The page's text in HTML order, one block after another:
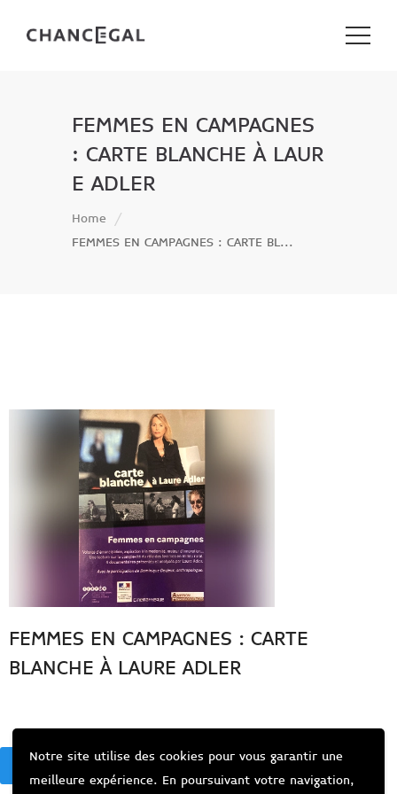
Notre site utilise des cookies pour vous garantir une
meilleure expérience. En poursuivant votre navigation,
FEMMES EN CAMPAGNES
: CARTE BLANCHE À LAUR
E ADLER
Home
FEMMES EN CAMPAGNES : CARTE BL...
FEMMES EN CAMPAGNES : CARTE
BLANCHE À LAURE ADLER
BACK